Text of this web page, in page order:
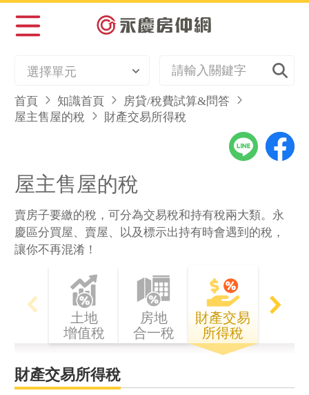
選擇單元
首頁 知識首頁
房貸/稅費試算&問答
屋主售屋的稅
財產交易所得稅
屋主售屋的稅
賣房子要繳的稅，可分為交易稅和持有稅兩大類。永
慶區分買屋、賣屋、以及標示出持有時會遇到的稅，
讓你不再混淆！
土地
增值稅
房地
合一稅
財產交易
所得稅
財產交易所得稅